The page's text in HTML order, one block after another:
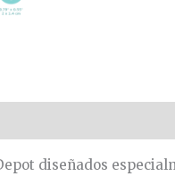
diseñados